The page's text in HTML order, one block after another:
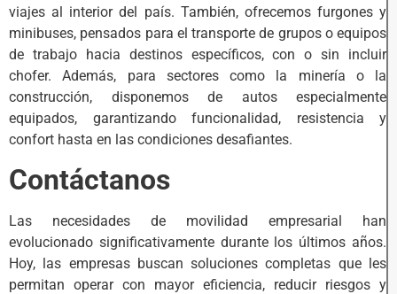
viajes al interior del país. También, ofrecemos furgones y
minibuses, pensados para el transporte de grupos o equipos
de trabajo hacia destinos específicos, con o sin incluir
chofer. Además, para sectores como la minería o la
construcción, disponemos de autos especialmente
equipados, garantizando funcionalidad, resistencia y
confort hasta en las condiciones desafiantes.
Contáctanos
Las necesidades de movilidad empresarial han
evolucionado significativamente durante los últimos años.
Hoy, las empresas buscan soluciones completas que les
permitan operar con mayor eficiencia, reducir riesgos y